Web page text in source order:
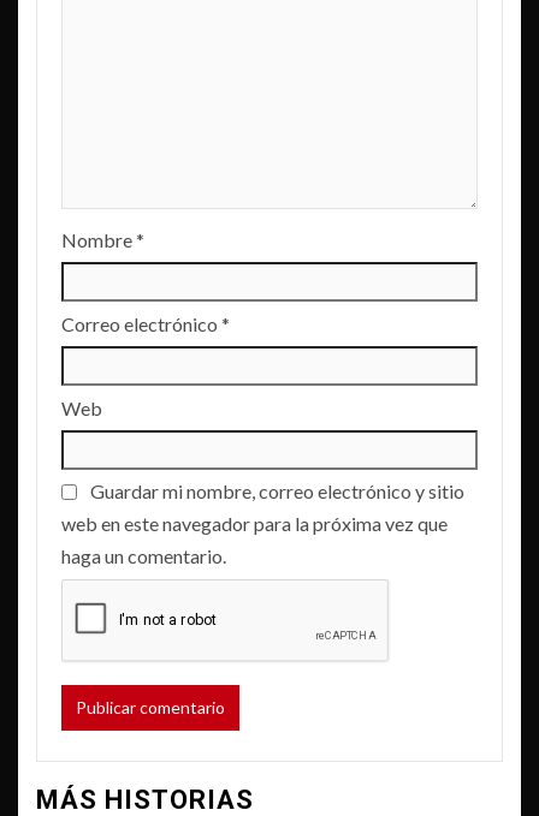
Nombre*
Correo electrónico *
Web
Guardar mi nombre, correo electrónico y sitio
web en este navegador para la próxima vez que
haga un comentario.
MÁS HISTORIAS